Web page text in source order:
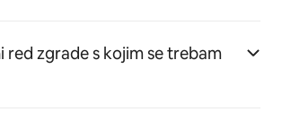
red zgrade s kojim se trebam